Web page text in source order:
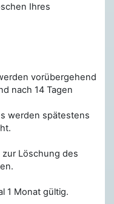
Ihres
vorübergehend
nach 14 Tagen
werden spätestens
Löschung des
1 Monat gültig.